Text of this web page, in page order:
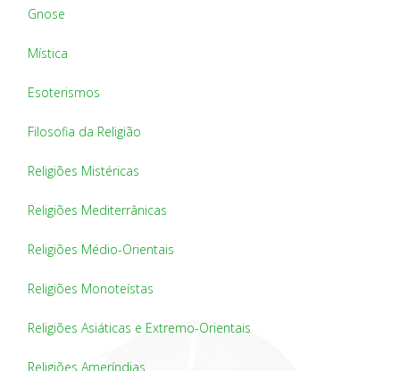
Gnose
Mística
Esoterismos
Filosofia da Religião
Religiões Mistéricas
Religiões Mediterrânicas
Religiões Médio-Orientais
Religiões Monoteístas
Religiões Asiáticas e Extremo-Orientais
Religiões Ameríndias